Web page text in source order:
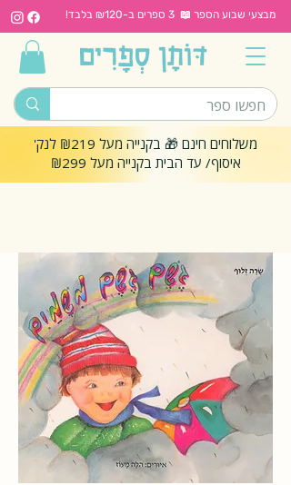
מבצעי שבוע הספר 📖 3 ספרים ב-₪120 בלבד!
משלוחים חינם 🎁 בקנייה מעל ₪219 לנק'
איסוף/ עד הבית בקנייה מעל ₪299